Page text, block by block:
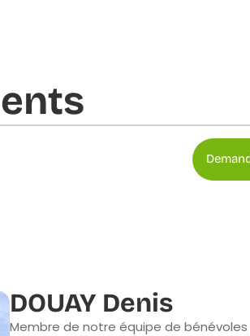
DOUAY Denis
Membre de notre équipe de